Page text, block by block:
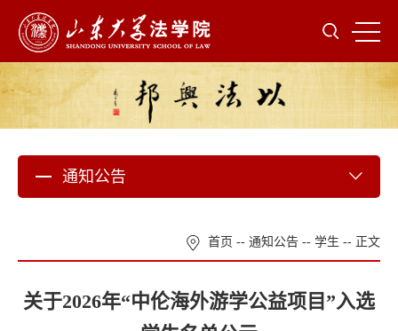
通知公告
首页 -- 通知公告 -- 学生 -- 正文
关于2026年“中伦海外游学公益项目”入选